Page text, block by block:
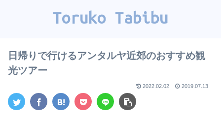
Toruko Tabibu
日帰りで行けるアンタルヤ近郊のおすすめ観
光ツアー
2022.02.02 2019.07.13